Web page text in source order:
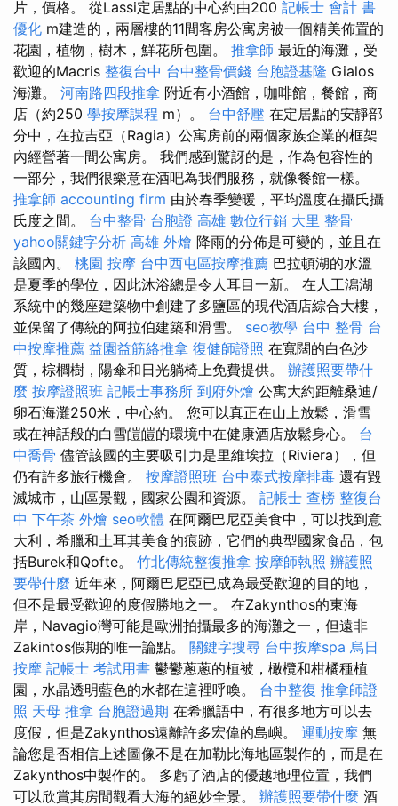
片，價格。 從Lassi定居點的中心約由200 記帳士 會計 書
優化 m建造的，兩層樓的11間客房公寓房被一個精美佈置的
花園，植物，樹木，鮮花所包圍。 推拿師 最近的海灘，受
歡迎的Macris 整復台中 台中整骨價錢 台胞證基隆 Gialos
海灘。 河南路四段推拿 附近有小酒館，咖啡館，餐館，商
店（約250 學按摩課程 m）。 台中舒壓 在定居點​​的安靜部
分中，在拉吉亞（Ragia）公寓房前的兩個家族企業的框架
內經營著一間公寓房。 我們感到驚訝的是，作為包容性的
一部分，我們很樂意在酒吧為我們服務，就像餐館一樣。
推拿師 accounting firm 由於春季變暖，平均溫度在攝氏攝
氏度之間。 台中整骨 台胞證 高雄 數位行銷 大里 整骨
yahoo關鍵字分析 高雄 外燴 降雨的分佈是可變的，並且在
該國內。 桃園 按摩 台中西屯區按摩推薦 巴拉頓湖的水溫
是夏季的學位，因此沐浴總是令人耳目一新。 在人工潟湖
系統中的幾座建築物中創建了多鹽區的現代酒店綜合大樓，
並保留了傳統的阿拉伯建築和滑雪。 seo教學 台中 整骨 台
中按摩推薦 益園益筋絡推拿 復健師證照 在寬闊的白色沙
質，棕櫚樹，陽傘和日光躺椅上免費提供。 辦護照要帶什
麼 按摩證照班 記帳士事務所 到府外燴 公寓大約距離桑迪/
卵石海灘250米，中心約。 您可以真正在山上放鬆，滑雪
或在神話般的白雪皚皚的環境中在健康酒店放鬆身心。 台
中喬骨 儘管該國的主要吸引力是里維埃拉（Riviera），但
仍有許多旅行機會。 按摩證照班 台中泰式按摩排毒 還有毀
滅城市，山區景觀，國家公園和資源。 記帳士 查榜 整復台
中 下午茶 外燴 seo軟體 在阿爾巴尼亞美食中，可以找到意
大利，希臘和土耳其美食的痕跡，它們的典型國家食品，包
括Burek和Qofte。 竹北傳統整復推拿 按摩師執照 辦護照
要帶什麼 近年來，阿爾巴尼亞已成為最受歡迎的目的地，
但不是最受歡迎的度假勝地之一。 在Zakynthos的東海
岸，Navagio灣可能是歐洲拍攝最多的海灘之一，但遠非
Zakintos假期的唯一論點。 關鍵字搜尋 台中按摩spa 烏日
按摩 記帳士 考試用書 鬱鬱蔥蔥的植被，橄欖和柑橘種植
園，水晶透明藍色的水都在這裡呼喚。 台中整復 推拿師證
照 天母 推拿 台胞證過期 在希臘語中，有很多地方可以去
度假，但是Zakynthos遠離許多宏偉的島嶼。 運動按摩 無
論您是否相信上述圖像不是在加勒比海地區製作的，而是在
Zakynthos中製作的。 多虧了酒店的優越地理位置，我們
可以欣賞其房間觀看大海的絕妙全景。 辦護照要帶什麼 酒